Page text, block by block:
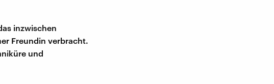
inzwischen
Freundin verbracht.
und